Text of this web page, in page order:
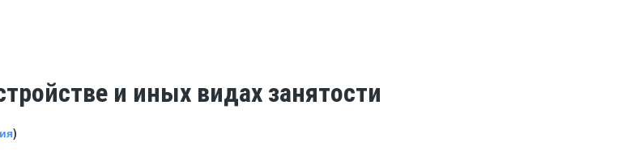
и иных видах занятости
)